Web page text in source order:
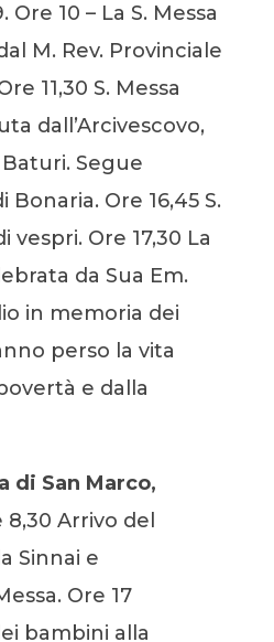
Ore 10 – La S. Messa
M. Rev. Provinciale
11,30 S. Messa
dall’Arcivescovo,
Segue
Bonaria. Ore 16,45 S.
vespri. Ore 17,30 La
da Sua Em.
in memoria dei
perso la vita
e dalla
di San Marco,
8,30 Arrivo del
Sinnai e
Ore 17
bambini alla